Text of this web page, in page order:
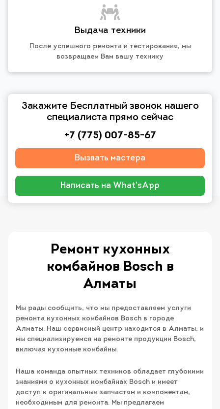
Выдача техники
После успешного ремонта и тестирования, мы
возвращаем Вам вашу технику
Закажите Бесплатный звонок нашего
специалиста прямо сейчас
+7 (775) 007-85-67
Вызвать мастера
Написать на What'sApp
Ремонт кухонных
комбайнов Bosch в
Алматы
Мы рады сообщить, что мы предоставляем услуги
ремонта кухонных комбайнов Bosch в городе
Алматы. Наш сервисный центр находится в Алматы, и
мы специализируемся на ремонте продукции Bosch,
включая кухонные комбайны.
Наша команда опытных техников обладает глубокими
знаниями о кухонных комбайнах Bosch и имеет
доступ к оригинальным запчастям и компонентам,
необходимым для ремонта. Мы предлагаем